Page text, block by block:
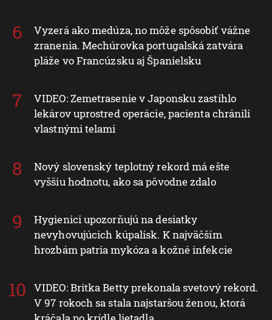
Vyzerá ako medúza, no môže spôsobiť vážne
zranenia. Mechúrovka portugalská zatvára
pláže vo Francúzsku aj Španielsku
VIDEO: Zemetrasenie v Japonsku zastihlo
lekárov uprostred operácie, pacienta chránili
vlastnými telami
Nový slovenský teplotný rekord má ešte
vyššiu hodnotu, ako sa pôvodne zdalo
Hygienici upozorňujú na desiatky
nevyhovujúcich kúpalísk. K najväčším
hrozbám patria mykóza a kožné infekcie
VIDEO: Britka Betty prekonala svetový rekord.
V 97 rokoch sa stala najstaršou ženou, ktorá